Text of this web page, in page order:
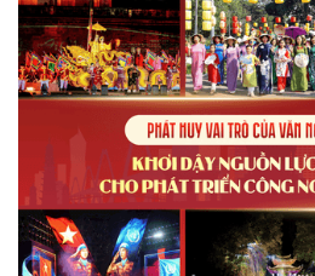
phẩm công nghiệp văn hóa có giá trị.
điều kiện để nguồn lực sáng tạo ấy
để Hà Nội khai thác hiệu quả tiềm
lực cạnh tranh và khẳng định vị thế
trong kỷ nguyên mới.